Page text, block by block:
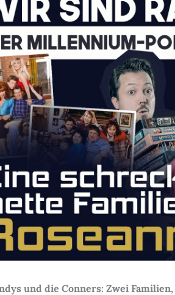
und die Conners: Zwei